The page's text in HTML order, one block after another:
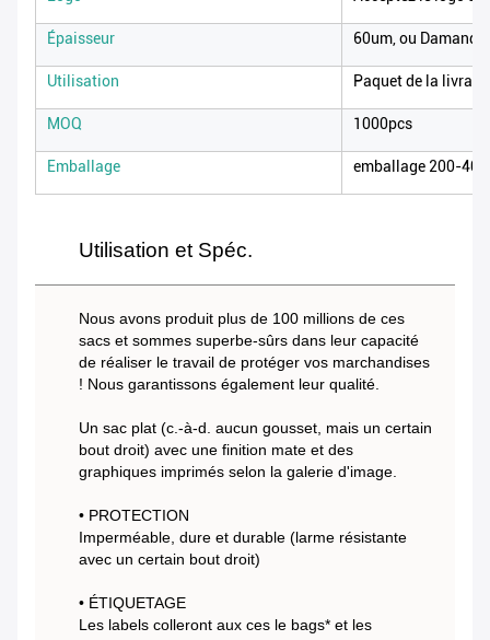
Épaisseur 60um, ou
Utilisation Paquet de la
MOQ 1000pcs
Emballage emballage 200-
Utilisation et Spéc.
Nous avons produit plus de 100 millions de ces
sacs et sommes superbe-sûrs dans leur capacité
de réaliser le travail de protéger vos marchandises
! Nous garantissons également leur qualité.
Un sac plat (c.-à-d. aucun gousset, mais un certain
bout droit) avec une finition mate et des
graphiques imprimés selon la galerie d'image.
• PROTECTION
Imperméable, dure et durable (larme résistante
avec un certain bout droit)
• ÉTIQUETAGE
Les labels colleront aux ces le bags* et les